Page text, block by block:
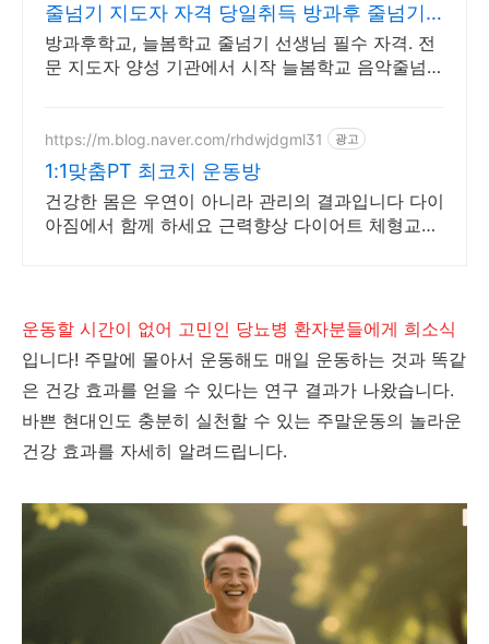
줄넘기 지도자 자격 당일취득 방과후 줄넘기
지도자 양성
방과후학교, 늘봄학교 줄넘기 선생님 필수 자격. 전
문 지도자 양성 기관에서 시작 늘봄학교 음악줄넘기
https://m.blog.naver.com/rhdwjdgml31 광고
1:1맞춤PT 최코치 운동방
건강한 몸은 우연이 아니라 관리의 결과입니다 다이
아짐에서 함께 하세요 근력향상 다이어트 체형교정
운동할 시간이 없어 고민인 당뇨병 환자분들에게 희소식
입니다! 주말에 몰아서 운동해도 매일 운동하는 것과 똑같
은 건강 효과를 얻을 수 있다는 연구 결과가 나왔습니다.
바쁜 현대인도 충분히 실천할 수 있는 주말운동의 놀라운
건강 효과를 자세히 알려드립니다.